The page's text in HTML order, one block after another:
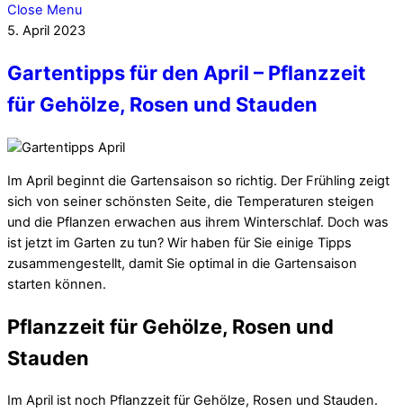
Close Menu
5. April 2023
Gartentipps für den April – Pflanzzeit
für Gehölze, Rosen und Stauden
Im April beginnt die Gartensaison so richtig. Der Frühling zeigt
sich von seiner schönsten Seite, die Temperaturen steigen
und die Pflanzen erwachen aus ihrem Winterschlaf. Doch was
ist jetzt im Garten zu tun? Wir haben für Sie einige Tipps
zusammengestellt, damit Sie optimal in die Gartensaison
starten können.
Pflanzzeit für Gehölze, Rosen und
Stauden
Im April ist noch Pflanzzeit für Gehölze, Rosen und Stauden.